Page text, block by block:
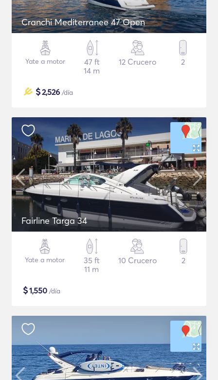
Cranchi Mediterranee 47 Open
Yate a motor
47 ft
14 m
12 Crucero 2
$2,526 /día
Fairline Targa 34
Yate a motor
35 ft
11 m
10 Crucero 2
$1,550 /día